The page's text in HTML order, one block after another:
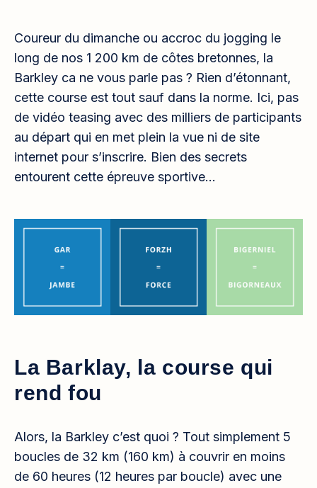
Coureur du dimanche ou accroc du jogging le
long de nos 1 200 km de côtes bretonnes, la
Barkley ca ne vous parle pas ? Rien d’étonnant,
cette course est tout sauf dans la norme. Ici, pas
de vidéo teasing avec des milliers de participants
au départ qui en met plein la vue ni de site
internet pour s’inscrire. Bien des secrets
entourent cette épreuve sportive…
La Barklay, la course qui
rend fou
Alors, la Barkley c’est quoi ? Tout simplement 5
boucles de 32 km (160 km) à couvrir en moins
de 60 heures (12 heures par boucle) avec une